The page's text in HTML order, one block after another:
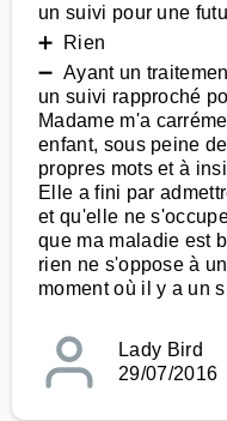
un suivi pour une
➕ Rien
➖ Ayant un
un suivi rapproché
Madame m'a
enfant, sous peine
propres mots et à
Elle a fini par
et qu'elle ne
que ma maladie est
rien ne s'oppose à
moment où il y a un
Lady Bird
29/07/2016